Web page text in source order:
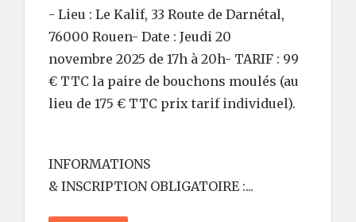
- Lieu : Le Kalif, 33 Route de Darnétal,
76000 Rouen- Date : Jeudi 20
novembre 2025 de 17h à 20h- TARIF : 99
€ TTC la paire de bouchons moulés (au
lieu de 175 € TTC prix tarif individuel).
INFORMATIONS
& INSCRIPTION OBLIGATOIRE :...